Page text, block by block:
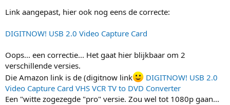
Link aangepast, hier ook nog eens de correcte:
DIGITNOW! USB 2.0 Video Capture Card
Oops... een correctie... Het gaat hier blijkbaar om 2
verschillende versies.
Die Amazon link is de (digitnow link
DIGITNOW! USB 2.0
Video Capture Card VHS VCR TV to DVD Converter
Een "witte zogezegde "pro" versie. Zou wel tot 1080p gaan...